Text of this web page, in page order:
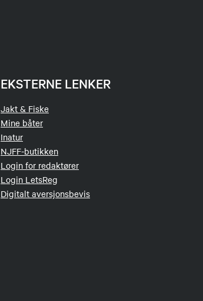
EKSTERNE LENKER
Jakt & Fiske
Mine båter
Inatur
NJFF-butikken
Login for redaktører
Login LetsReg
Digitalt aversjonsbevis